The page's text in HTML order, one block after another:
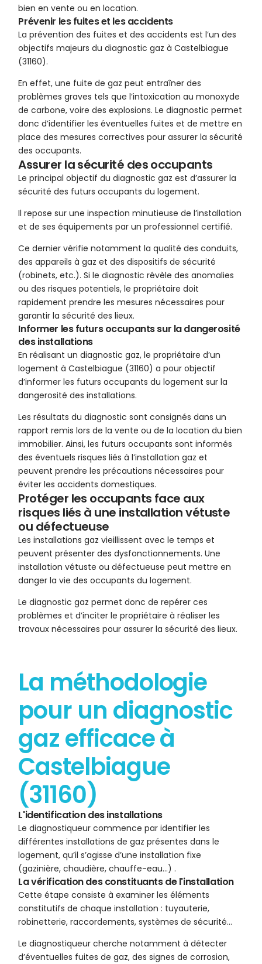
bien en vente ou en location.
Prévenir les fuites et les accidents
La prévention des fuites et des accidents est l’un des
objectifs majeurs du diagnostic gaz à Castelbiague
(31160).
En effet, une fuite de gaz peut entraîner des
problèmes graves tels que l’intoxication au monoxyde
de carbone, voire des explosions. Le diagnostic permet
donc d’identifier les éventuelles fuites et de mettre en
place des mesures correctives pour assurer la sécurité
des occupants.
Assurer la sécurité des occupants
Le principal objectif du diagnostic gaz est d’assurer la
sécurité des futurs occupants du logement.
Il repose sur une inspection minutieuse de l’installation
et de ses équipements par un professionnel certifié.
Ce dernier vérifie notamment la qualité des conduits,
des appareils à gaz et des dispositifs de sécurité
(robinets, etc.). Si le diagnostic révèle des anomalies
ou des risques potentiels, le propriétaire doit
rapidement prendre les mesures nécessaires pour
garantir la sécurité des lieux.
Informer les futurs occupants sur la dangerosité
des installations
En réalisant un diagnostic gaz, le propriétaire d’un
logement à Castelbiague (31160) a pour objectif
d’informer les futurs occupants du logement sur la
dangerosité des installations.
Les résultats du diagnostic sont consignés dans un
rapport remis lors de la vente ou de la location du bien
immobilier. Ainsi, les futurs occupants sont informés
des éventuels risques liés à l’installation gaz et
peuvent prendre les précautions nécessaires pour
éviter les accidents domestiques.
Protéger les occupants face aux
risques liés à une installation vétuste
ou défectueuse
Les installations gaz vieillissent avec le temps et
peuvent présenter des dysfonctionnements. Une
installation vétuste ou défectueuse peut mettre en
danger la vie des occupants du logement.
Le diagnostic gaz permet donc de repérer ces
problèmes et d’inciter le propriétaire à réaliser les
travaux nécessaires pour assurer la sécurité des lieux.
La méthodologie
pour un diagnostic
gaz efficace à
Castelbiague
(31160)
L'identification des installations
Le diagnostiqueur commence par identifier les
différentes installations de gaz présentes dans le
logement, qu’il s’agisse d’une installation fixe
(gazinière, chaudière, chauffe-eau…) .
La vérification des constituants de l'installation
Cette étape consiste à examiner les éléments
constitutifs de chaque installation : tuyauterie,
robinetterie, raccordements, systèmes de sécurité…
Le diagnostiqueur cherche notamment à détecter
d’éventuelles fuites de gaz, des signes de corrosion,